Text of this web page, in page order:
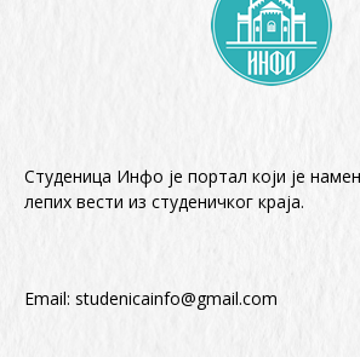
Студеница Инфо је портал који је
лепих вести из студеничког краја.
Email: studenicainfo@gmail.com